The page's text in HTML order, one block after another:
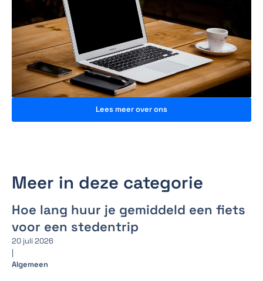
Lees meer over ons
Meer in deze categorie
Hoe lang huur je gemiddeld een fiets
voor een stedentrip
20 juli 2026
|
Algemeen